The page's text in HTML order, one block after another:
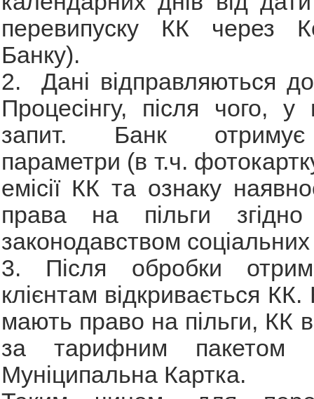
перевипуску КК через
Банку).
2. Дані відправляються до
Процесінгу, після чого, у
запит. Банк отримує
параметри (в т.ч.
емісії КК та ознаку
права на пільги згідно
законодавством соціальних
3. Після обробки
клієнтам відкривається
мають право на пільги, КК
за тарифним пакетом
Муніципальна Картка.